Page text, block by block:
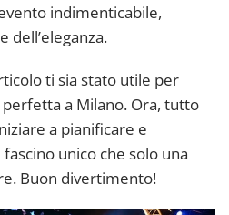
indimenticabile,
dell’eleganza.
ti sia stato utile per
a Milano. Ora, tutto
a pianificare e
unico che solo una
Buon divertimento!